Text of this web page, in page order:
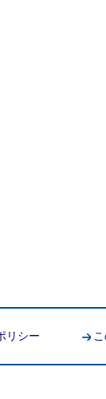
リシー